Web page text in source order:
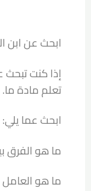
ابحث عن ابن
إذا كنت
تعلم مادة ما.
ابحث عما يلي:
ما هو الفرق
ما هو العامل